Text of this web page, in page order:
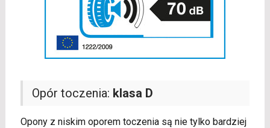
Opór toczenia: klasa D
Opony z niskim oporem toczenia są nie tylko bardziej